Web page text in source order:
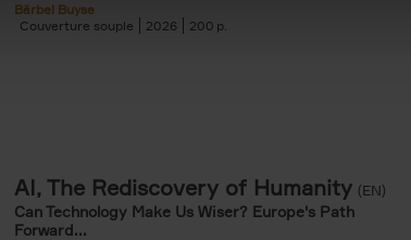
Bärbel Buyse
Couverture souple
2026 200
AI, The Rediscovery of Humanity (EN)
Can Technology Make Us Wiser? Europe's Path
Forward...